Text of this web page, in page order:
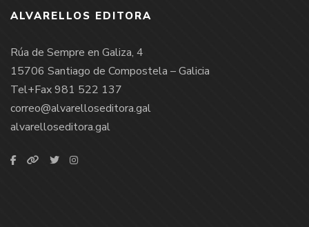
ALVARELLOS EDITORA
Rúa de Sempre en Galiza, 4
15706 Santiago de Compostela – Galicia
Tel+Fax 981 522 137
correo@alvarelloseditora.gal
alvarelloseditora.gal